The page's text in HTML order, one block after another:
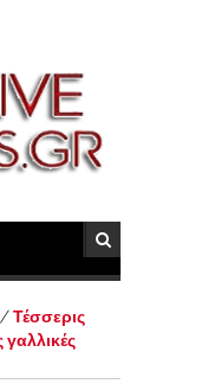
/Τέσσερις
γαλλικές